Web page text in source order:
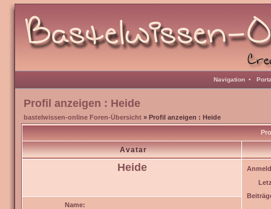
Navigation •
Profil anzeigen : Heide
bastelwissen-online Foren-Übersicht » Profil anzeigen : Heide
Avatar
Heide
Name: